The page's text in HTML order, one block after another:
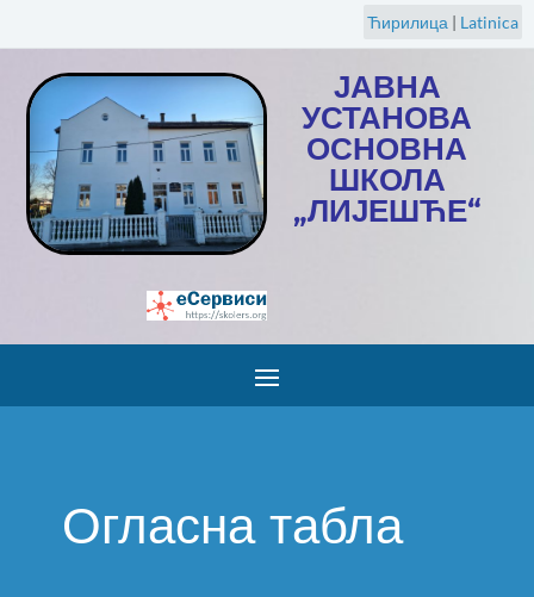
Ћирилица | Latinica
ЈАВНА
УСТАНОВА
ОСНОВНА
ШКОЛА
„ЛИЈЕШЋЕ“
Огласна табла